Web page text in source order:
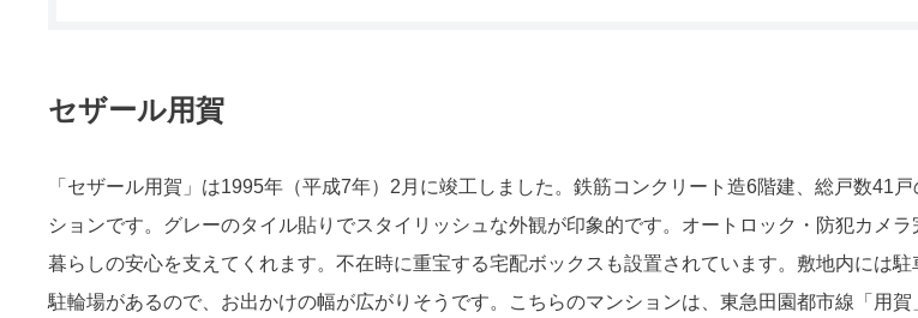
セザール用賀
「セザール用賀」は1995年（平成7年）2月に竣工しました。鉄筋コンクリート造6階建、総戸数41戸
ションです。グレーのタイル貼りでスタイリッシュな外観が印象的です。オートロック・防犯カメラ
暮らしの安心を支えてくれます。不在時に重宝する宅配ボックスも設置されています。敷地内には駐
駐輪場があるので、お出かけの幅が広がりそうです。こちらのマンションは、東急田園都市線「用賀